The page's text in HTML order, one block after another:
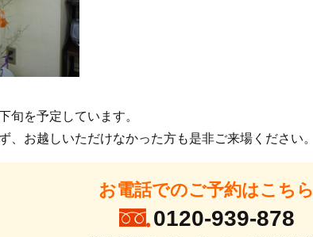
旬を予定しています。
、お越しいただけなかった方も是非ご来場ください。
お電話でのご予約はこちら
0120-939-878